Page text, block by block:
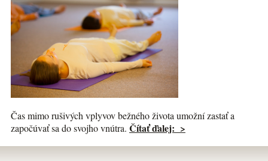
Čas mimo rušivých vplyvov bežného života umožní zastať a
započúvať sa do svojho vnútra. Čítať ďalej: >